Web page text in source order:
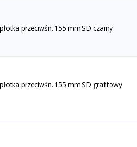
przeciwśn. 155 mm SD czarny
przeciwśn. 155 mm SD grafitowy